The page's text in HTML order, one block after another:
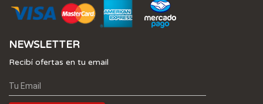
NEWSLETTER
Recibí ofertas en tu email